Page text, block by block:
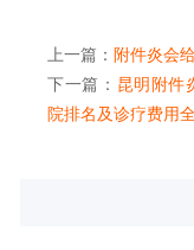
上一篇： 附件炎会
下一篇： 昆明附件
院排名及诊疗费用